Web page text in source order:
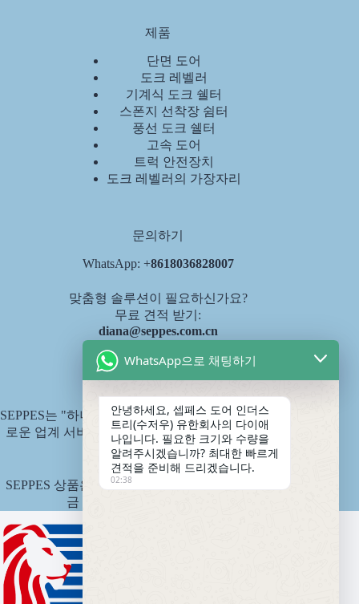
제품
단면 도어
도크 레벨러
기계식 도크 쉘터
스폰지 선착장 쉼터
풍선 도크 쉘터
고속 도어
트럭 안전장치
도크 레벨러의 가장자리
문의하기
WhatsApp: +8618036828007
맞춤형 솔루션이 필요하신가요?
무료 견적 받기:
diana@seppes.com.cn
SEPPES는 "하나의 문, 하나의 마당, 평생 서비스"라는 새
로운 업계 서비스 표준인 제품 평생 책임제를 시행합니
다.
SEPPES 상품은 중국 핑안 국유재산보험회사에서 보험
금 1,500만 위안으로 인수합니다.
WhatsApp으로 채팅하기
안녕하세요, 셉페스 도어 인더스
트리(수저우) 유한회사의 다이애
나입니다. 필요한 크기와 수량을
알려주시겠습니까? 최대한 빠르게
견적을 준비해 드리겠습니다.
02:38